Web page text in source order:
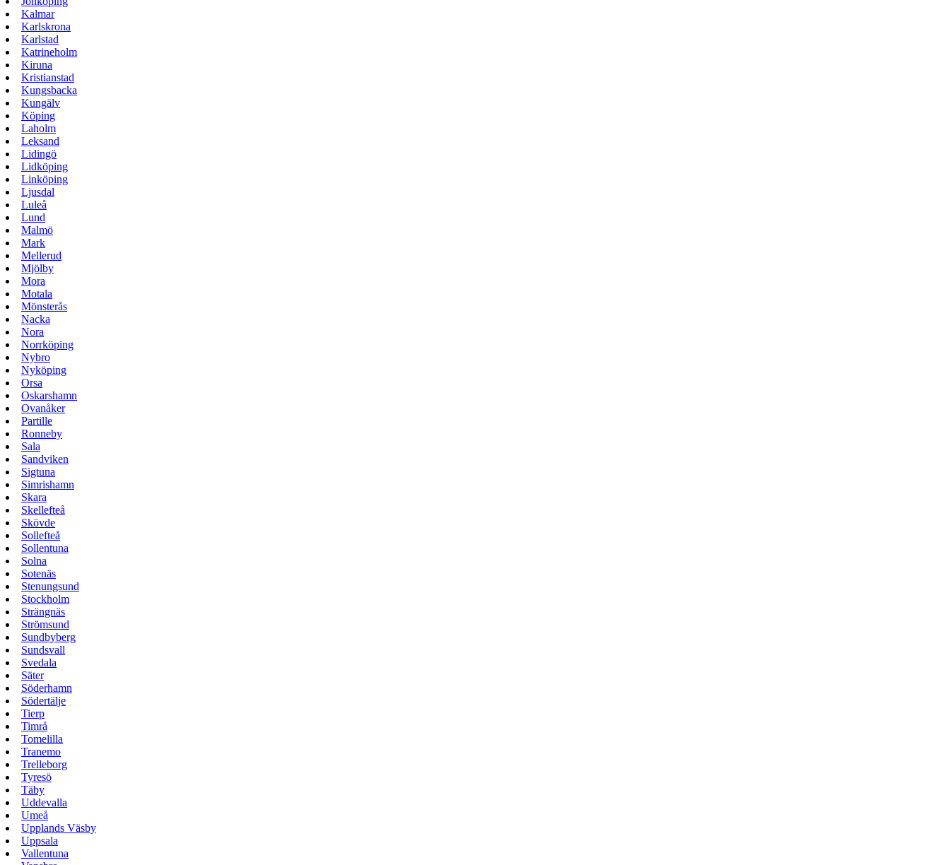
Kalmar
Karlskrona
Karlstad
Katrineholm
Kiruna
Kristianstad
Kungsbacka
Kungälv
Köping
Laholm
Leksand
Lidingö
Lidköping
Linköping
Ljusdal
Luleå
Lund
Malmö
Mark
Mellerud
Mjölby
Mora
Motala
Mönsterås
Nacka
Nora
Norrköping
Nybro
Nyköping
Orsa
Oskarshamn
Ovanåker
Partille
Ronneby
Sala
Sandviken
Sigtuna
Simrishamn
Skara
Skellefteå
Skövde
Sollefteå
Sollentuna
Solna
Sotenäs
Stenungsund
Stockholm
Strängnäs
Strömsund
Sundbyberg
Sundsvall
Svedala
Säter
Söderhamn
Södertälje
Tierp
Timrå
Tomelilla
Tranemo
Trelleborg
Tyresö
Täby
Uddevalla
Umeå
Upplands Väsby
Uppsala
Vallentuna